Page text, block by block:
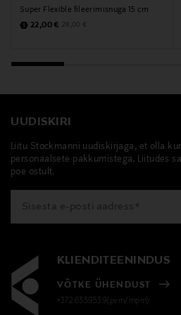
Super Flexible fileerimisnuga 15 cm
Discounted Price
22,00 € Original Price
28,00 €
UUDISKIRI
Liitu Stockmanni uudiskirjaga, et olla
personaalsete pakkumistega. Liitudes
poe ostult.
KLIENDITEENINDUS
VÕTKE ÜHENDUST
+372 6339539(pvm/mpm)